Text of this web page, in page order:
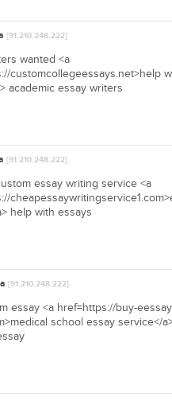
[91.210.248.222]
wanted <a
customcollegeessays.net>help
academic essay writers
[91.210.248.222]
essay writing service <a
help with essays
[91.210.248.222]
essay <a href=https://buy-
school essay service</